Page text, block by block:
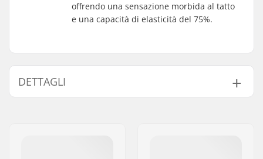
offrendo una sensazione morbida al tatto
e una capacità di elasticità del 75%.
DETTAGLI